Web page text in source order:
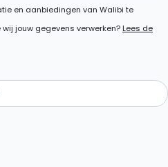
en aanbiedingen van Walibi te
jouw gegevens verwerken?Lees de